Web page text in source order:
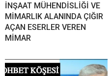
İNŞAAT MÜHENDİSLİĞİ VE
MİMARLIK ALANINDA ÇIĞIR
AÇAN ESERLER VEREN
MİMAR